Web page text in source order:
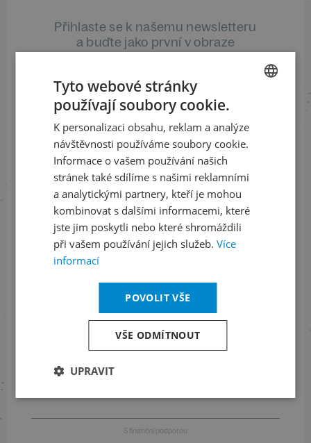
Přihlaste se k našemu newsletteru
a buďte jako první v obraze
ODEBÍRAT NEWSLETTER
Sledujte nás na sociálních sítích
LinkedInflickr
Informace o stavu objednávek
Informace o programu
S finanční podporou
ENGLISH
Tyto webové stránky
používají soubory cookie.
K personalizaci obsahu, reklam a analýze
návštěvnosti používáme soubory cookie.
Informace o vašem používání našich
stránek také sdílíme s našimi reklamními
a analytickými partnery, kteří je mohou
kombinovat s dalšími informacemi, které
jste jim poskytli nebo které shromáždili
při vašem používání jejich služeb. Více
informací
POVOLIT VŠE
VŠE ODMÍTNOUT
UPRAVIT